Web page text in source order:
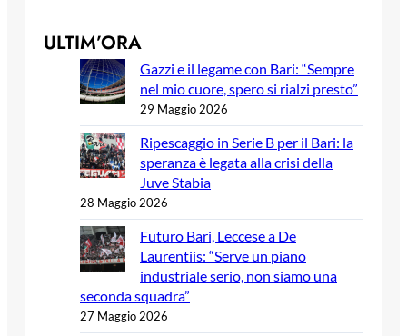
ULTIM’ORA
Gazzi e il legame con Bari: “Sempre
nel mio cuore, spero si rialzi presto”
29 Maggio 2026
Ripescaggio in Serie B per il Bari: la
speranza è legata alla crisi della
Juve Stabia
28 Maggio 2026
Futuro Bari, Leccese a De
Laurentiis: “Serve un piano
industriale serio, non siamo una
seconda squadra”
27 Maggio 2026